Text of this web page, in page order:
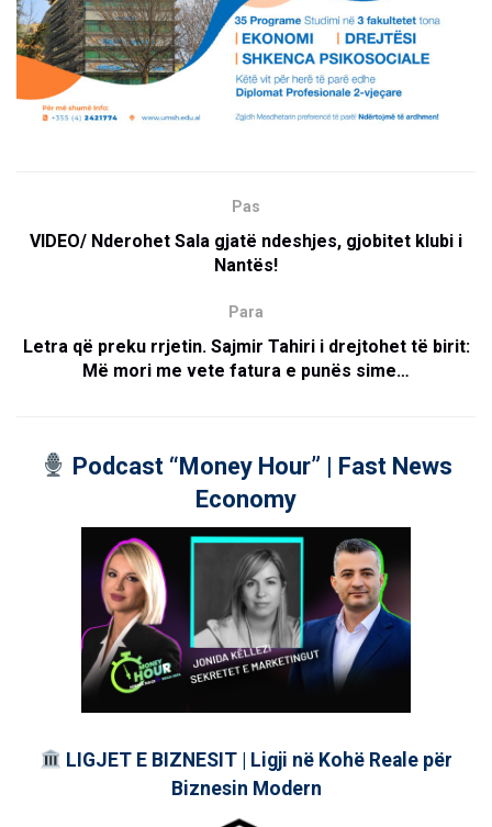
Pas
VIDEO/ Nderohet Sala gjatë ndeshjes, gjobitet klubi i
Nantës!
Para
Letra që preku rrjetin. Sajmir Tahiri i drejtohet të birit:
Më mori me vete fatura e punës sime…
Podcast “Money Hour” | Fast News
Economy
LIGJET E BIZNESIT | Ligji në Kohë Reale për
Biznesin Modern